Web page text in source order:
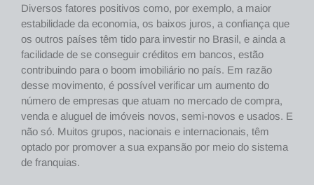
Diversos fatores positivos como, por exemplo, a maior
estabilidade da economia, os baixos juros, a confiança que
os outros países têm tido para investir no Brasil, e ainda a
facilidade de se conseguir créditos em bancos, estão
contribuindo para o boom imobiliário no país. Em razão
desse movimento, é possível verificar um aumento do
número de empresas que atuam no mercado de compra,
venda e aluguel de imóveis novos, semi-novos e usados. E
não só. Muitos grupos, nacionais e internacionais, têm
optado por promover a sua expansão por meio do sistema
de franquias.